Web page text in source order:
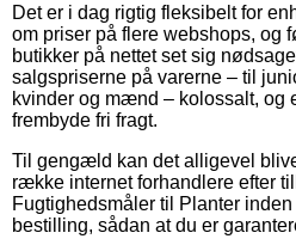
Det er i dag rigtig fleksibelt for
om priser på flere webshops, og
butikker på nettet set sig
salgspriserne på varerne – til
kvinder og mænd – kolossalt, og
frembyde fri fragt.
Til gengæld kan det alligevel
række internet forhandlere efter
Fugtighedsmåler til Planter
bestilling, sådan at du er